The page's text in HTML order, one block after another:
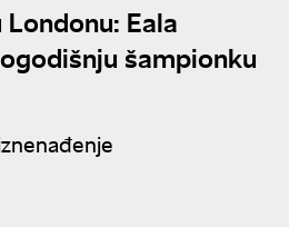
Eala
šampionku